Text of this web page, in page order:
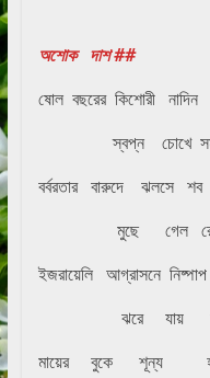
অশোক দাশ ##
ষোল বছরের কিশোরী নাদিন
স্বপ্ন চোখে
বর্বরতার বারুদে ঝলসে শব
মুছে গেল
ইজরায়েলি আগ্রাসনে
ঝরে যায়
মায়ের বুকে শূন্য